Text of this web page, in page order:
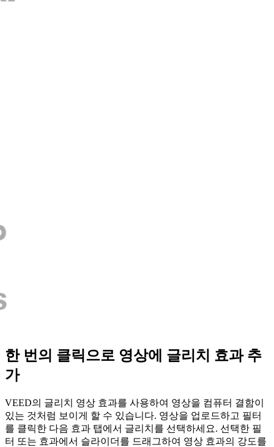
한 번의 클릭으로 영상에 글리치 효과 추
가
VEED의 글리치 영상 효과를 사용하여 영상을 컴퓨터 결함이
있는 것처럼 보이게 할 수 있습니다. 영상을 업로드하고 필터
를 클릭한 다음 효과 탭에서 글리치를 선택하세요. 선택한 필
터 또는 효과에서 슬라이더를 드래그하여 영상 효과의 강도를